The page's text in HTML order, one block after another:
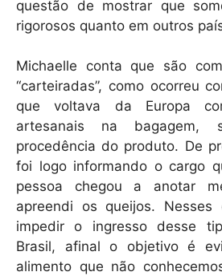
questão de mostrar que
rigorosos quanto em outros
Michaelle conta que são
“carteiradas”, como ocorreu
que voltava da Europa
artesanais na bagagem,
procedência do produto. De
foi logo informando o cargo
pessoa chegou a anotar
apreendi os queijos. Nesses
impedir o ingresso desse
Brasil, afinal o objetivo é
alimento que não